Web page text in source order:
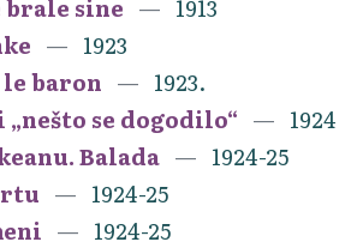
brale sine
1913
1923
baron
1923.
se dogodilo“
1924
Balada
1924-25
1924-25
1924-25